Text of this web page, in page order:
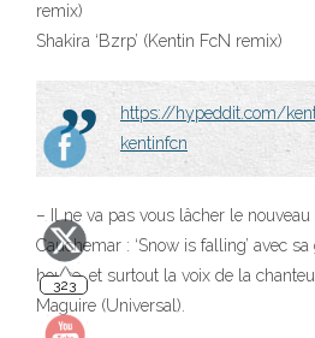
remix)
Shakira ‘Bzrp’ (Kentin FcN remix)
https://hypeddit.com/
kentinfcn
– Il ne va pas vous lâcher le
Cauchemar : ‘Snow is falling’ avec
house, et surtout la voix de la
Maguire (Universal).
323